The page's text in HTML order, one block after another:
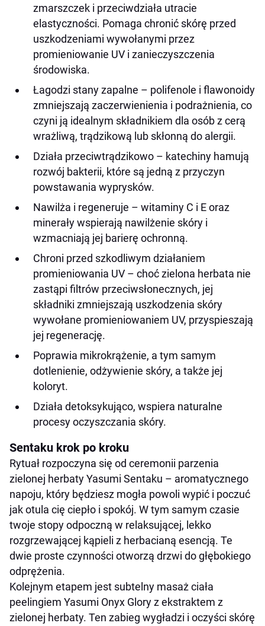
zmarszczek i przeciwdziała utracie
elastyczności. Pomaga chronić skórę przed
uszkodzeniami wywołanymi przez
promieniowanie UV i zanieczyszczenia
środowiska.
Łagodzi stany zapalne – polifenole i flawonoidy
zmniejszają zaczerwienienia i podrażnienia, co
czyni ją idealnym składnikiem dla osób z cerą
wrażliwą, trądzikową lub skłonną do alergii.
Działa przeciwtrądzikowo – katechiny hamują
rozwój bakterii, które są jedną z przyczyn
powstawania wyprysków.
Nawilża i regeneruje – witaminy C i E oraz
minerały wspierają nawilżenie skóry i
wzmacniają jej barierę ochronną.
Chroni przed szkodliwym działaniem
promieniowania UV – choć zielona herbata nie
zastąpi filtrów przeciwsłonecznych, jej
składniki zmniejszają uszkodzenia skóry
wywołane promieniowaniem UV, przyspieszają
jej regenerację.
Poprawia mikrokrążenie, a tym samym
dotlenienie, odżywienie skóry, a także jej
koloryt.
Działa detoksykująco, wspiera naturalne
procesy oczyszczania skóry.
Sentaku krok po kroku
Rytuał rozpoczyna się od ceremonii parzenia
zielonej herbaty Yasumi Sentaku – aromatycznego
napoju, który będziesz mogła powoli wypić i poczuć
jak otula cię ciepło i spokój. W tym samym czasie
twoje stopy odpoczną w relaksującej, lekko
rozgrzewającej kąpieli z herbacianą esencją. Te
dwie proste czynności otworzą drzwi do głębokiego
odprężenia.
Kolejnym etapem jest subtelny masaż ciała
peelingiem Yasumi Onyx Glory z ekstraktem z
zielonej herbaty. Ten zabieg wygładzi i oczyści skórę